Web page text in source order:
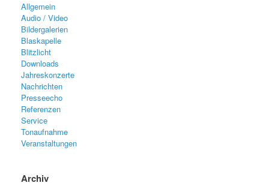
Allgemein
Audio / Video
Bildergalerien
Blaskapelle
Blitzlicht
Downloads
Jahreskonzerte
Nachrichten
Presseecho
Referenzen
Service
Tonaufnahme
Veranstaltungen
Archiv